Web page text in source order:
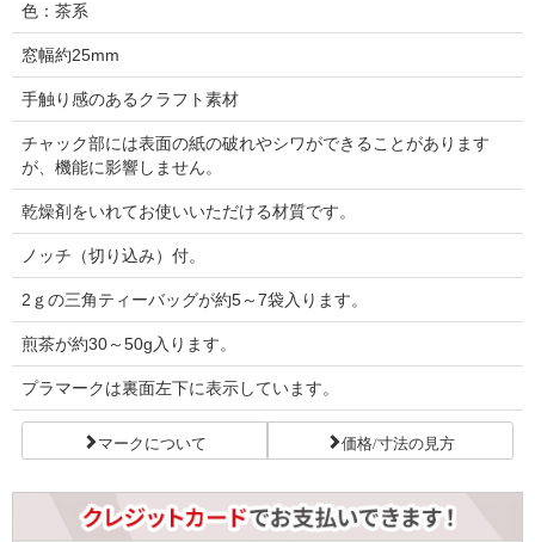
色：茶系
窓幅約25mm
手触り感のあるクラフト素材
チャック部には表面の紙の破れやシワができることがあります
が、機能に影響しません。
乾燥剤をいれてお使いいただける材質です。
ノッチ（切り込み）付。
2ｇの三角ティーバッグが約5～7袋入ります。
煎茶が約30～50g入ります。
プラマークは裏面左下に表示しています。
マークについて 価格/寸法の見方